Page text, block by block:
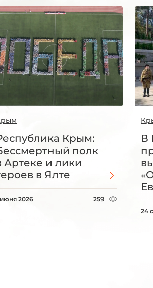
Крым:
полк
Артеке и лики
в Ялте
2026 259
В
24